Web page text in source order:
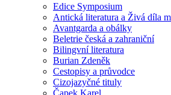
Edice Symposium
Antická literatura a Živá díla
Avantgarda a obálky
Beletrie česká a zahraniční
Bilingvní literatura
Burian Zdeněk
Cestopisy a průvodce
Cizojazyčné tituly
Čapek Karel